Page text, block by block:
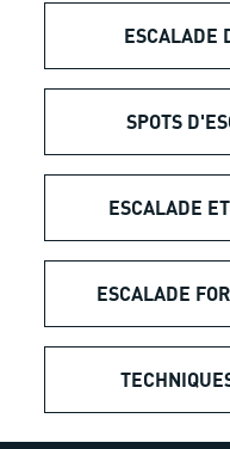
ESCALADE
SPOTS
ESCALADE
ESCALADE